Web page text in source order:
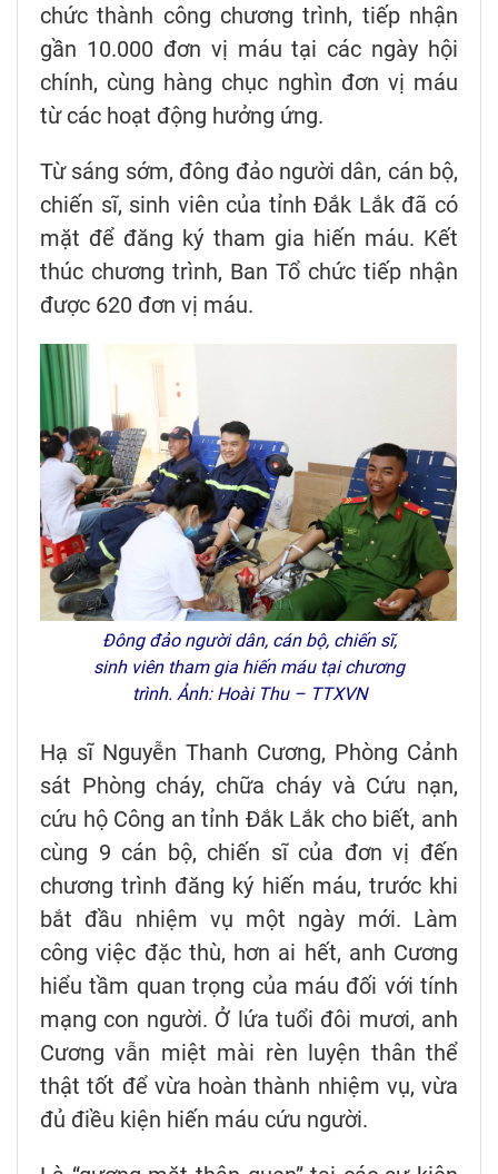
chức thành công chương trình, tiếp nhận
gần 10.000 đơn vị máu tại các ngày hội
chính, cùng hàng chục nghìn đơn vị máu
từ các hoạt động hưởng ứng.
Từ sáng sớm, đông đảo người dân, cán bộ,
chiến sĩ, sinh viên của tỉnh Đắk Lắk đã có
mặt để đăng ký tham gia hiến máu. Kết
thúc chương trình, Ban Tổ chức tiếp nhận
được 620 đơn vị máu.
Đông đảo người dân, cán bộ, chiến sĩ,
sinh viên tham gia hiến máu tại chương
trình. Ảnh: Hoài Thu – TTXVN
Hạ sĩ Nguyễn Thanh Cương, Phòng Cảnh
sát Phòng cháy, chữa cháy và Cứu nạn,
cứu hộ Công an tỉnh Đắk Lắk cho biết, anh
cùng 9 cán bộ, chiến sĩ của đơn vị đến
chương trình đăng ký hiến máu, trước khi
bắt đầu nhiệm vụ một ngày mới. Làm
công việc đặc thù, hơn ai hết, anh Cương
hiểu tầm quan trọng của máu đối với tính
mạng con người. Ở lứa tuổi đôi mươi, anh
Cương vẫn miệt mài rèn luyện thân thể
thật tốt để vừa hoàn thành nhiệm vụ, vừa
đủ điều kiện hiến máu cứu người.